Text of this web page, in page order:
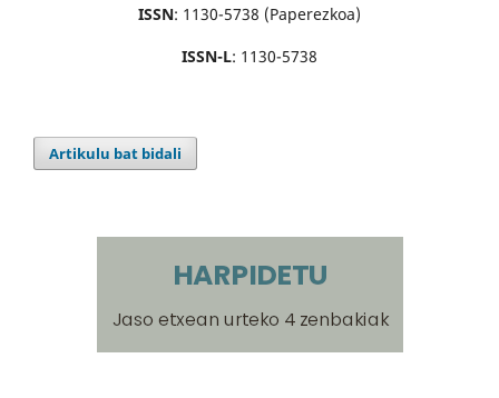
ISSN: 1130-5738 (Paperezkoa)
ISSN-L: 1130-5738
Artikulu bat bidali